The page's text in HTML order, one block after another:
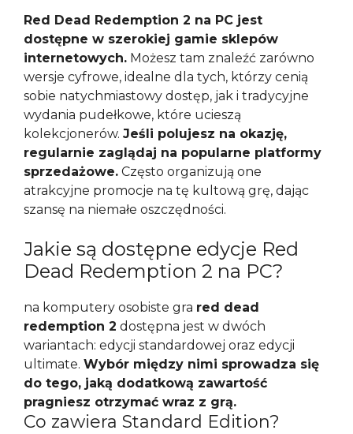
Red Dead Redemption 2 na PC jest
dostępne w szerokiej gamie sklepów
internetowych. Możesz tam znaleźć zarówno
wersje cyfrowe, idealne dla tych, którzy cenią
sobie natychmiastowy dostęp, jak i tradycyjne
wydania pudełkowe, które ucieszą
kolekcjonerów. Jeśli polujesz na okazję,
regularnie zaglądaj na popularne platformy
sprzedażowe. Często organizują one
atrakcyjne promocje na tę kultową grę, dając
szansę na niemałe oszczędności.
Jakie są dostępne edycje Red
Dead Redemption 2 na PC?
na komputery osobiste gra red dead
redemption 2 dostępna jest w dwóch
wariantach: edycji standardowej oraz edycji
ultimate. Wybór między nimi sprowadza się
do tego, jaką dodatkową zawartość
pragniesz otrzymać wraz z grą.
Co zawiera Standard Edition?